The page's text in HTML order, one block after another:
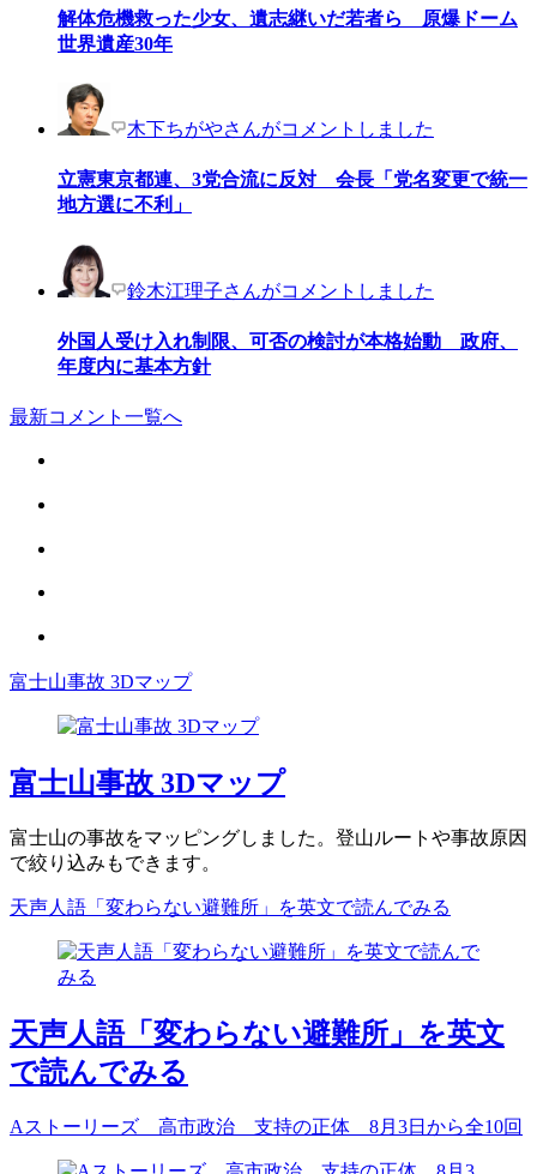
解体危機救った少女、遺志継いだ若者ら 原爆ドーム
世界遺産30年
木下ちがやさんがコメントしました
立憲東京都連、3党合流に反対 会長「党名変更で統一
地方選に不利」
鈴木江理子さんがコメントしました
外国人受け入れ制限、可否の検討が本格始動 政府、
年度内に基本方針
最新コメント一覧へ
富士山事故 3Dマップ
富士山事故 3Dマップ
富士山の事故をマッピングしました。登山ルートや事故原因
で絞り込みもできます。
天声人語「変わらない避難所」を英文で読んでみる
天声人語「変わらない避難所」を英文
で読んでみる
Aストーリーズ 高市政治 支持の正体 8月3日から全10回